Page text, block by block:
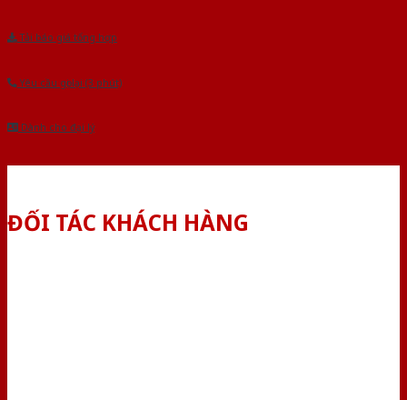
Tải báo giá tổng hợp
Yêu cầu gọi lại (3 phút)
Dành cho đại lý
ĐỐI TÁC KHÁCH HÀNG